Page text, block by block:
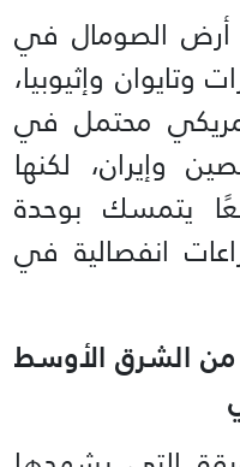
أرض الصومال في
وتايوان وإثيوبيا،
محتمل في
وإيران، لكنها
يتمسك بوحدة
انفصالية في
من الشرق الأوسط